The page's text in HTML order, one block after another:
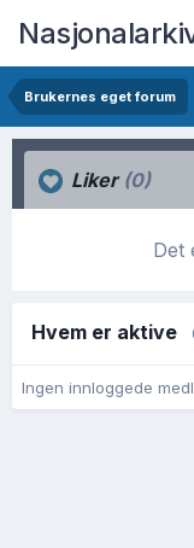
Brukernes eget forum
Liker (0)
Det
Hvem er aktive
Ingen innloggede